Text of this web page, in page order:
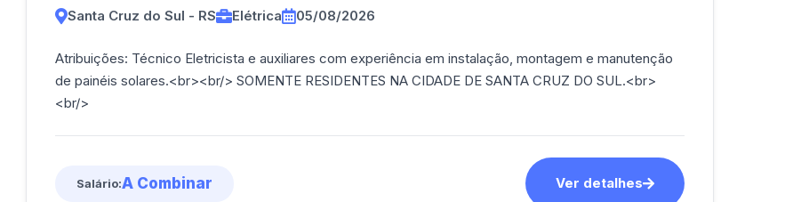
Santa Cruz do Sul - RS Elétrica 05/08/2026
Atribuições: Técnico Eletricista e auxiliares com experiência em instalação, montagem e manutenção
de painéis solares.<br><br/> SOMENTE RESIDENTES NA CIDADE DE SANTA CRUZ DO SUL.<br>
<br/>
Salário:A Combinar Ver detalhes